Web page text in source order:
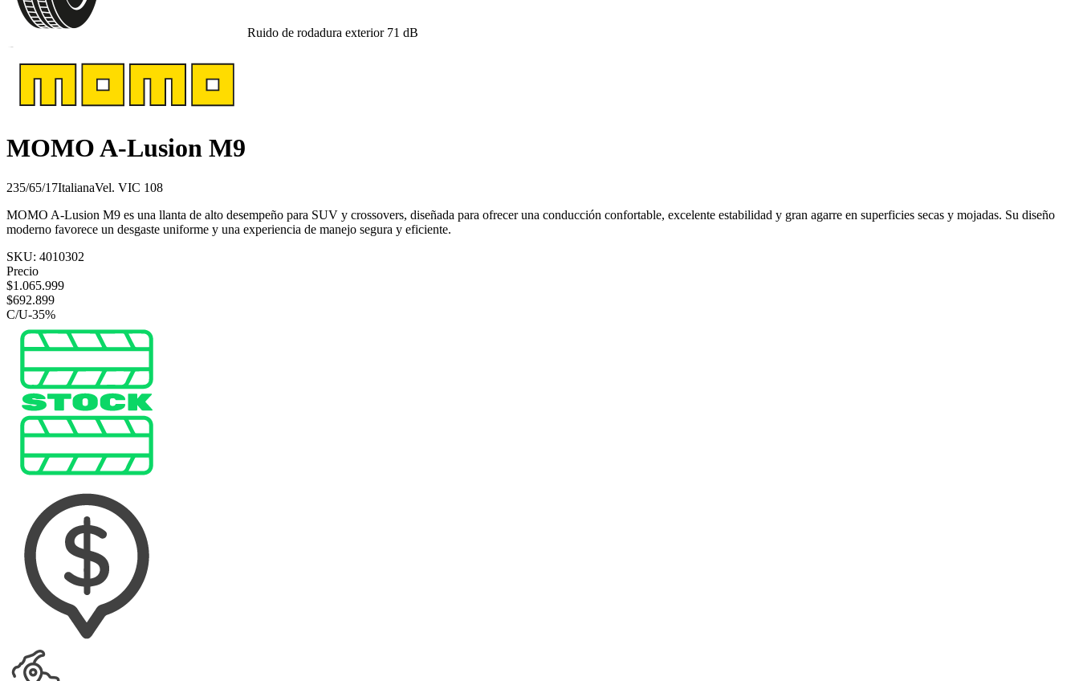
Ruido de rodadura exterior 71 dB
B
MOMO A-Lusion M9
235/65/17ItalianaVel. VIC 108
MOMO A-Lusion M9 es una llanta de alto desempeño para SUV y crossovers, diseñada para ofrecer una conducción confortable, excelente estabilidad y gran agarre en superficies secas y mojadas. Su diseño
moderno favorece un desgaste uniforme y una experiencia de manejo segura y eficiente.
SKU: 4010302
Precio
$1.065.999
$692.899
C/U-35%